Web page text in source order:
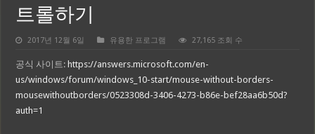
트롤하기
2017년 12월 6일 유용한 프로그램 27,165 조회 수
공식 사이트: https://answers.microsoft.com/en-
us/windows/forum/windows_10-start/mouse-without-borders-
mousewithoutborders/0523308d-3406-4273-b86e-bef28aa6b50d?
auth=1